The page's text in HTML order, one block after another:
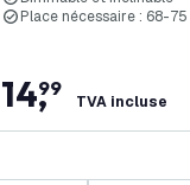
Place nécessaire : 68-
14,
99
TVA incluse